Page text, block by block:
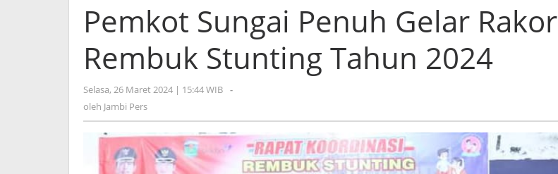
Gelar
Rakor
Stunting
2024
Pemkot Sungai Penuh Gelar Rakor
Rembuk Stunting Tahun 2024
Selasa, 26 Maret 2024 | 15:44 WIB oleh
-
oleh Jambi Pers